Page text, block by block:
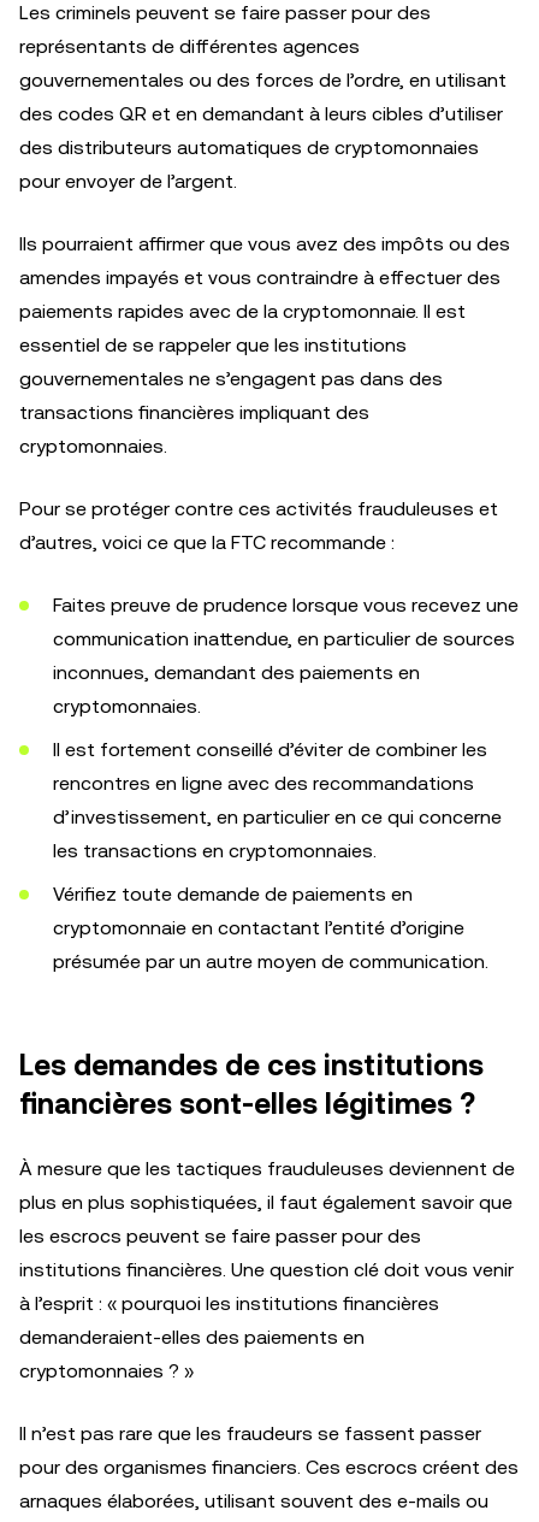
Les criminels peuvent se faire passer pour des
représentants de différentes agences
gouvernementales ou des forces de l’ordre, en utilisant
des codes QR et en demandant à leurs cibles d’utiliser
des distributeurs automatiques de cryptomonnaies
pour envoyer de l’argent.
Ils pourraient affirmer que vous avez des impôts ou des
amendes impayés et vous contraindre à effectuer des
paiements rapides avec de la cryptomonnaie. Il est
essentiel de se rappeler que les institutions
gouvernementales ne s’engagent pas dans des
transactions financières impliquant des
cryptomonnaies.
Pour se protéger contre ces activités frauduleuses et
d’autres, voici ce que la FTC recommande :
Faites preuve de prudence lorsque vous recevez une
communication inattendue, en particulier de sources
inconnues, demandant des paiements en
cryptomonnaies.
Il est fortement conseillé d’éviter de combiner les
rencontres en ligne avec des recommandations
d’investissement, en particulier en ce qui concerne
les transactions en cryptomonnaies.
Vérifiez toute demande de paiements en
cryptomonnaie en contactant l’entité d’origine
présumée par un autre moyen de communication.
Les demandes de ces institutions
financières sont-elles légitimes ?
À mesure que les tactiques frauduleuses deviennent de
plus en plus sophistiquées, il faut également savoir que
les escrocs peuvent se faire passer pour des
institutions financières. Une question clé doit vous venir
à l’esprit : « pourquoi les institutions financières
demanderaient-elles des paiements en
cryptomonnaies ? »
Il n’est pas rare que les fraudeurs se fassent passer
pour des organismes financiers. Ces escrocs créent des
arnaques élaborées, utilisant souvent des e-mails ou